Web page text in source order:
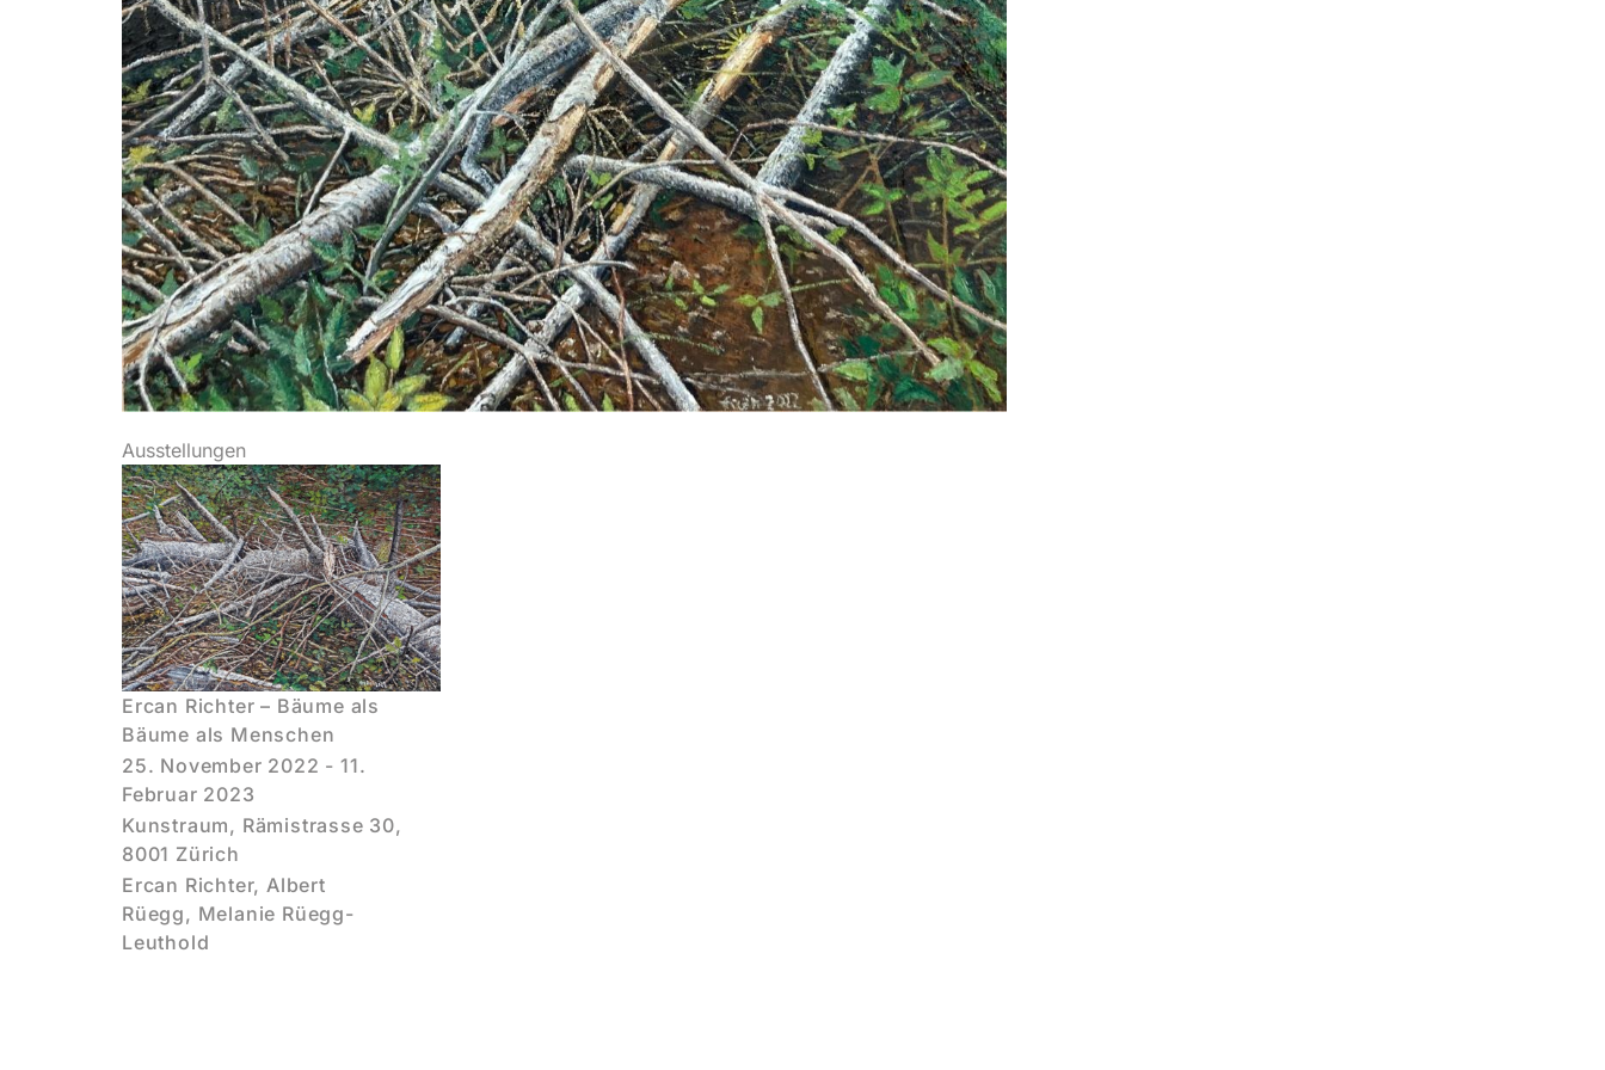
Ausstellungen
Ercan Richter – Bäume als
Bäume als Menschen
25. November 2022 - 11.
Februar 2023
Kunstraum, Rämistrasse 30,
8001 Zürich
Ercan Richter, Albert
Rüegg, Melanie Rüegg-
Leuthold